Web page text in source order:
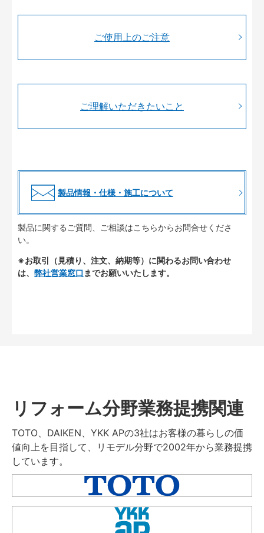
ご使用上のご注意
ご理解いただきたいこと
製品情報・仕様・施工について
製品に関するご質問、ご相談はこちらからお問合せくださ
い。
※お取引（見積り、注文、納期等）に関わるお問い合わせ
は、 弊社営業窓口 までお願いいたします。
リフォーム分野業務提携関連
TOTO、DAIKEN、YKK APの3社はお客様の暮らしの価
値向上を目指して、リモデル分野で2002年から業務提携
しています。